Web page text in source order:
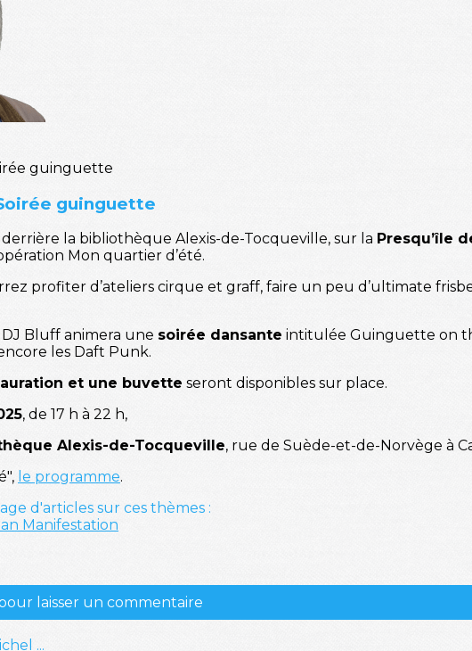
guinguette
derrière la bibliothèque Alexis-de-Tocqueville, sur la Presqu’île
Mon quartier d’été.
profiter d’ateliers cirque et graff, faire un peu d’ultimate
Bluff animera une soirée dansante intitulée Guinguette on
les Daft Punk.
et une buvette seront disponibles sur place.
, de 17 h à 22 h,
Alexis-de-Tocqueville, rue de Suède-et-de-Norvège à
le programme.
d'articles sur ces thèmes :
Manifestation
laisser un commentaire